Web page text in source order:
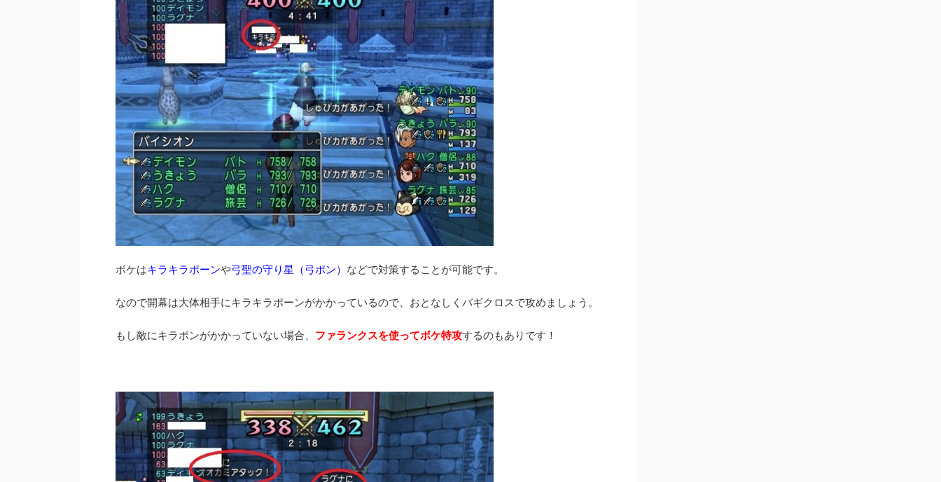
ボケはキラキラポーンや弓聖の守り星（弓ポン） などで対策することが可能です。
なので開幕は大体相手にキラキラポーンがかかっているので、おとなしくバギクロスで攻めましょう。
もし敵にキラポンがかかっていない場合、 ファランクスを使ってボケ特攻するのもありです！